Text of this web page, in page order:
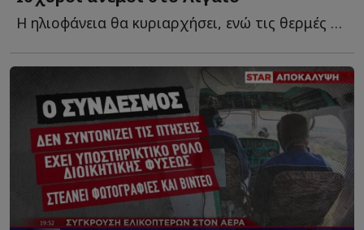
Η ηλιοφάνεια θα κυριαρχήσει, ενώ τις θερμές ώρες της η...